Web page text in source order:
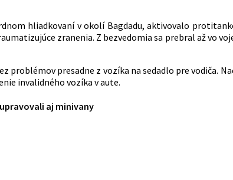
hliadkovaní v okolí Bagdadu, aktivovalo
zranenia. Z bezvedomia sa prebral až vo
problémov presadne z vozíka na sedadlo pre vodiča.
invalidného vozíka v aute.
aj minivany